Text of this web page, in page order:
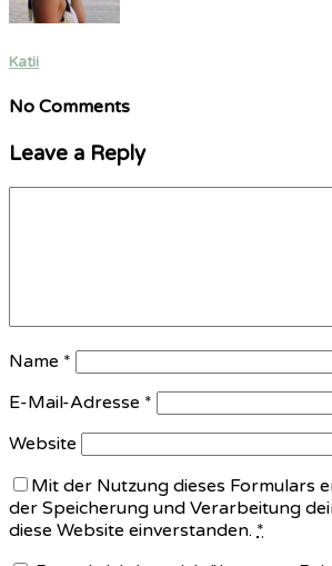
Katii
No Comments
Leave a Reply
Name *
E-Mail-Adresse *
Website
Mit der Nutzung dieses Formulars
der Speicherung und Verarbeitung
diese Website einverstanden. *